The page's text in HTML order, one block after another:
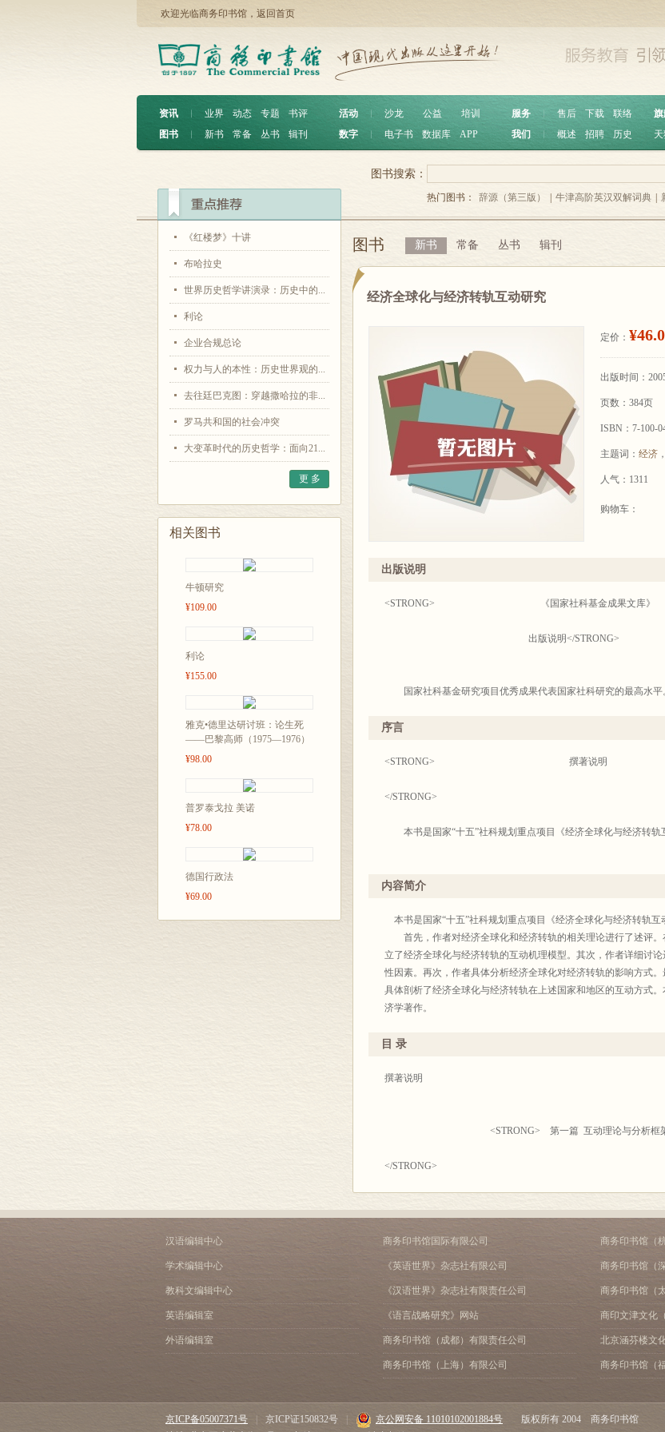
欢迎光临商务印书馆， 返回首页
资讯 ︱ 业界 动态 专题
书评
图书
︱ 新书 常备 丛书 辑刊
活动 沙龙 公益
培训
数字
电子书 数据库 APP
服务 ︱ 售后 下载
联络
我们
概述 招聘 历史
《红楼梦》十讲
布哈拉史
世界历史哲学讲演录：历史中的...
利论
企业合规总论
权力与人的本性：历史世界观的...
去往廷巴克图：穿越撒哈拉的非...
罗马共和国的社会冲突
大变革时代的历史哲学：面向21...
更 多
相关图书
牛顿研究
¥109.00
利论
¥155.00
雅克•德里达研讨班：论生死
——巴黎高师（1975—1976）
¥98.00
普罗泰戈拉 美诺
¥78.00
德国行政法
¥69.00
图书搜索：
热门图书： 辞源（第三版） 牛津高阶英汉双解词典
图书 新书 常备 丛书 辑刊
经济全球化与经济转轨互动研究
定价：
出版时间：
页数：384页
ISBN：7-100-
主题词： 经济 ，
人气：1311
购物车：
出版说明
<STRONG> 《国家社科基金成果文库》
出版说明</STRONG>
国家社科基金研究项目优秀成果代表国家社科研究的最高水平
刷”和“统一标识、统一版式、统一封面设计”的总体要求陆续出版。
序言
<STRONG> 撰著说明
</STRONG>
本书是国家“十五”社科规划重点项目《经济全球化与经济转轨
论。尽管如此，我们不难发现这些研究其实存在着一些基本共识
下，统一的全球性市场在形成，各国之间经济联系和相互作用在
中，贸易全球化、投资全球化和金融全球化是其主要的表现形式
济的发展趋势，但由其出发还源于一些基本问题，如经济全球化
球化的主要标志到底是什么?技术层面的变化是经济全球化的决定
着历史的脉络思考这些问题，我们强烈地感觉到，造成这一结果
为基础、更为重要的层面——制度，这恐怕是回答上述问题的重要
1990年代是世界经济发展史上的一个转折性阶段。冷战的结束
规则趋于一致，从而为建立一个开放、统一的世界市场奠定了制
解决经济全球化的“全球性”问题。对这一问题的解答，离不开冷
制度层面上，经济全球化决定着原计划体制国家经济转轨的基本
球化对转轨国家的经济增长方式和发展路径产生深刻影响。
基于上述认识，在进行充分论证的基础上，2001年我们申报了
家的高度认同，他们对这一选题给予了较高的评价，并同意将这
将这一研究深入下去的信心，同时，他们对研究成果的期盼也给
项目批准后，我作为课题负责人，组织安排课题组成员分头进
体成员前往辽宁营口的仙人岛，在那里进行了三天的封闭式讨论
案课题组成员展开热烈讨论。经过反复论证和多次修改，最终确
和冯舜华教授审阅了全部内容后，课题组成员于2002年11月17日
见，同时确定了第二稿的写作安排。半年后，第二稿写作完成。
内容简介
本书是国家“十五”社科规划重点项目《经济全球化与经济转轨互
首先，作者对经济全球化和经济转轨的相关理论进行了述评。
立了经济全球化与经济转轨的互动机理模型。其次，作者详细讨
性因素。再次，作者具体分析经济全球化对经济转轨的影响方式
具体剖析了经济全球化与经济转轨在上述国家和地区的互动方式
济学著作。
目 录
撰著说明
<STRONG> 第一篇 互动理论与分析框
</STRONG>
1.1 全球化的维度与经济全球化
1.2 经济全球化的认知问题
1.3 经济全球化的基础性因素
1.4 经济全球化是一个过程
2.1 经济转轨研究的历史与构建经济转轨一般理论的尝试
汉语编辑中心
学术编辑中心
教科文编辑中心
英语编辑室
外语编辑室
商务印书馆国际有限公司
《英语世界》杂志社有限公司
《汉语世界》杂志社有限责任公司
《语言战略研究》网站
商务印书馆（成都）有限责任公司
商务印书馆（上海）有限公司
商务印书馆（
商务印书馆（
商务印书馆（
商印文津文化
北京涵芬楼文
商务印书馆（
京ICP备05007371号 京ICP证150832号 京公网安备 11010102001884号
版权所有 2004 商务印书馆